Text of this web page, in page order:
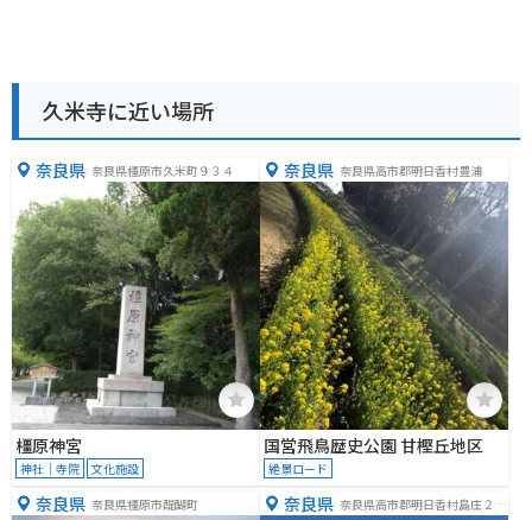
久米寺に近い場所
奈良県 奈良県橿原市久米町９３４
橿原神宮
神社｜寺院 文化施設
奈良県 奈良県高市郡明日香村豊浦
国営飛鳥歴史公園 甘樫丘地区
絶景ロード
奈良県 奈良県橿原市醍醐町 奈良県 奈良県高市郡明日香村島庄２５